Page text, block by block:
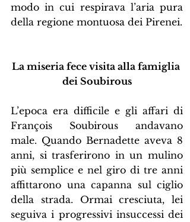
modo in cui respirava l’aria pura
della regione montuosa dei Pirenei.
La miseria fece visita alla famiglia
dei Soubirous
L’epoca era difficile e gli affari di
François Soubirous andavano
male. Quando Bernadette aveva 8
anni, si trasferirono in un mulino
più semplice e nel giro di tre anni
affittarono una capanna sul ciglio
della strada. Ormai cresciuta, lei
seguiva i progressivi insuccessi dei